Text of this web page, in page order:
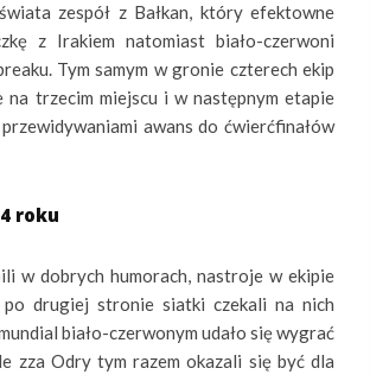
zespół z Bałkan, który efektowne
z Irakiem natomiast biało-czerwoni
Tym samym w gronie czterech ekip
trzecim miejscu i w następnym etapie
awans do ćwierćfinałów
roku
w dobrych humorach, nastroje w ekipie
drugiej stronie siatki czekali na nich
biało-czerwonym udało się wygrać
zza Odry tym razem okazali się być dla